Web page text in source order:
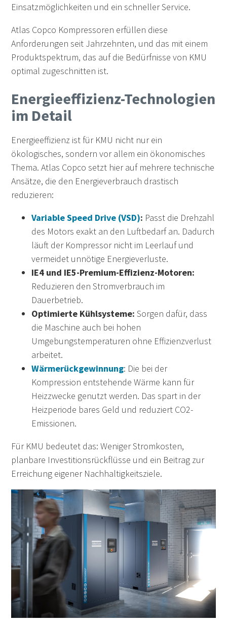
Einsatzmöglichkeiten und ein schneller Service.
Atlas Copco Kompressoren erfüllen diese
Anforderungen seit Jahrzehnten, und das mit einem
Produktspektrum, das auf die Bedürfnisse von KMU
optimal zugeschnitten ist.
Energieeffizienz-Technologien
im Detail
Energieeffizienz ist für KMU nicht nur ein
ökologisches, sondern vor allem ein ökonomisches
Thema. Atlas Copco setzt hier auf mehrere technische
Ansätze, die den Energieverbrauch drastisch
reduzieren:
Variable Speed Drive (VSD): Passt die Drehzahl
des Motors exakt an den Luftbedarf an. Dadurch
läuft der Kompressor nicht im Leerlauf und
vermeidet unnötige Energieverluste.
IE4 und IE5-Premium-Effizienz-Motoren:
Reduzieren den Stromverbrauch im
Dauerbetrieb.
Optimierte Kühlsysteme: Sorgen dafür, dass
die Maschine auch bei hohen
Umgebungstemperaturen ohne Effizienzverlust
arbeitet.
Wärmerückgewinnung: Die bei der
Kompression entstehende Wärme kann für
Heizzwecke genutzt werden. Das spart in der
Heizperiode bares Geld und reduziert CO2-
Emissionen.
Für KMU bedeutet das: Weniger Stromkosten,
planbare Investitionsrückflüsse und ein Beitrag zur
Erreichung eigener Nachhaltigkeitsziele.